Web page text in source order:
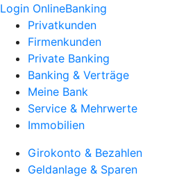
Login OnlineBanking
Privatkunden
Firmenkunden
Private Banking
Banking & Verträge
Meine Bank
Service & Mehrwerte
Immobilien
Girokonto & Bezahlen
Geldanlage & Sparen